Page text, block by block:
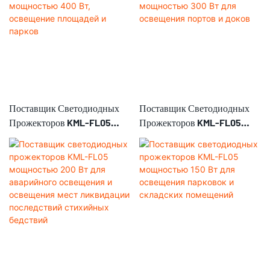
Поставщик Светодиодных
Прожекторов KML-FL05
Мощностью 400 Вт,
Освещение Площадей И
Парков
Поставщик Светодиодных
Прожекторов KML-FL05
Мощностью 300 Вт Для
Освещения Портов И Доков